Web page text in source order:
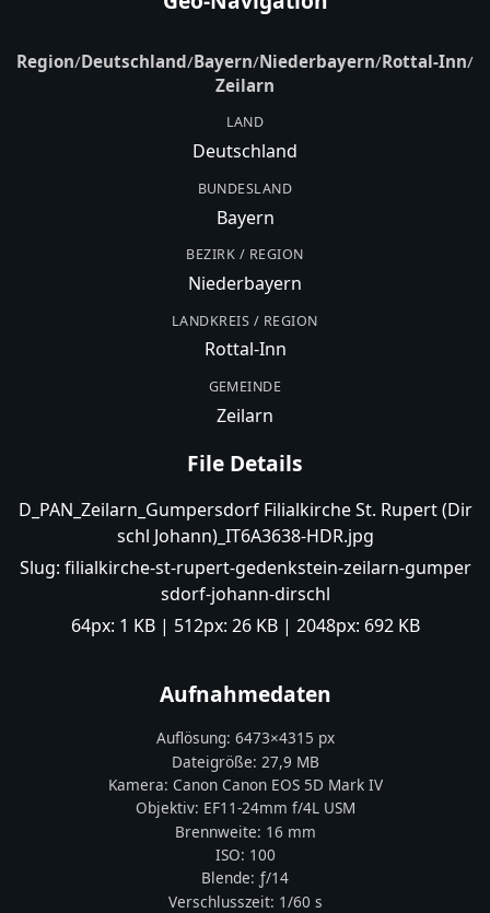
Region/Deutschland/Bayern/Niederbayern/Rottal-Inn/
Zeilarn
LAND
Deutschland
BUNDESLAND
Bayern
BEZIRK / REGION
Niederbayern
LANDKREIS / REGION
Rottal-Inn
GEMEINDE
Zeilarn
File Details
D_PAN_Zeilarn_Gumpersdorf Filialkirche St. Rupert (Dir
schl Johann)_IT6A3638-HDR.jpg
Slug: filialkirche-st-rupert-gedenkstein-zeilarn-gumper
sdorf-johann-dirschl
64px: 1 KB| 512px: 26 KB| 2048px: 692 KB
Aufnahmedaten
Auflösung: 6473×4315 px
Dateigröße: 27,9 MB
Kamera: CanonCanon EOS 5D Mark IV
Objektiv: EF11-24mm f/4L USM
Brennweite: 16 mm
ISO: 100
Blende: ƒ/14
Verschlusszeit: 1/60 s